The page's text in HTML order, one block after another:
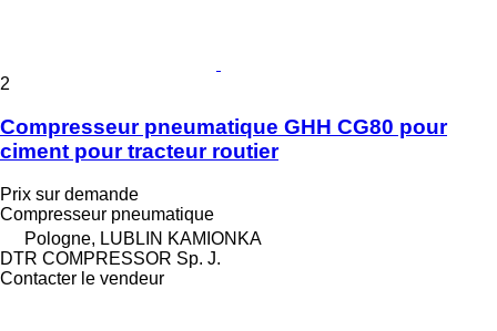
2
Compresseur pneumatique GHH CG80 pour
ciment pour tracteur routier
Prix sur demande
Compresseur pneumatique
Pologne, LUBLIN KAMIONKA
DTR COMPRESSOR Sp. J.
Contacter le vendeur